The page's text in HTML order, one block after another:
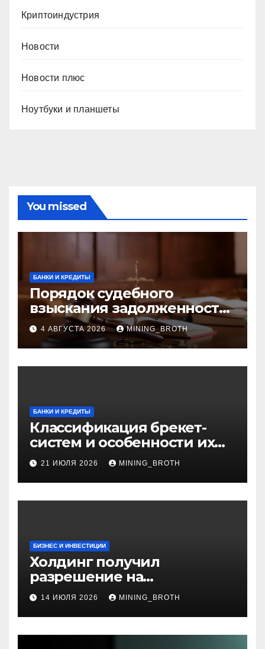
Криптоиндустрия
Новости
Новости плюс
Ноутбуки и планшеты
You missed
БАНКИ И КРЕДИТЫ
Порядок судебного
взыскания задолженности:
ключевые стадии и
нюансы
4 АВГУСТА 2026 MINING_BROTH
БАНКИ И КРЕДИТЫ
Классификация брекет-
систем и особенности их
установки
21 ИЮЛЯ 2026 MINING_BROTH
БИЗНЕС И ИНВЕСТИЦИИ
Холдинг получил
разрешение на
приобретение банка в
Турции
14 ИЮЛЯ 2026 MINING_BROTH